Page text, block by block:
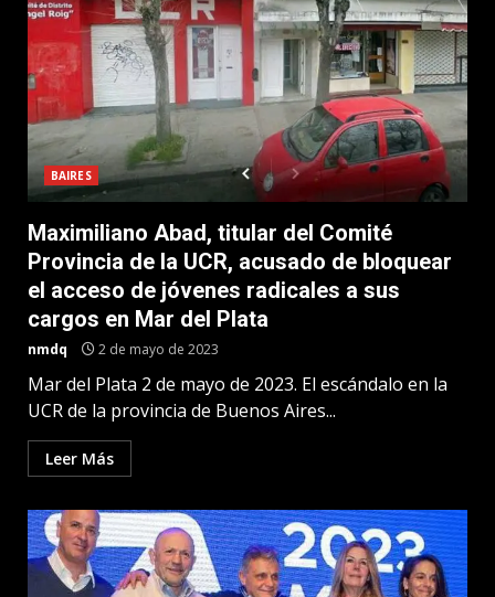
BAIRES
Maximiliano Abad, titular del Comité
Provincia de la UCR, acusado de bloquear
el acceso de jóvenes radicales a sus
cargos en Mar del Plata
nmdq 2 de mayo de 2023
Mar del Plata 2 de mayo de 2023. El escándalo en la
UCR de la provincia de Buenos Aires...
Leer Más